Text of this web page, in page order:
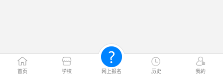
首页 学校 网上报名 历史 我的